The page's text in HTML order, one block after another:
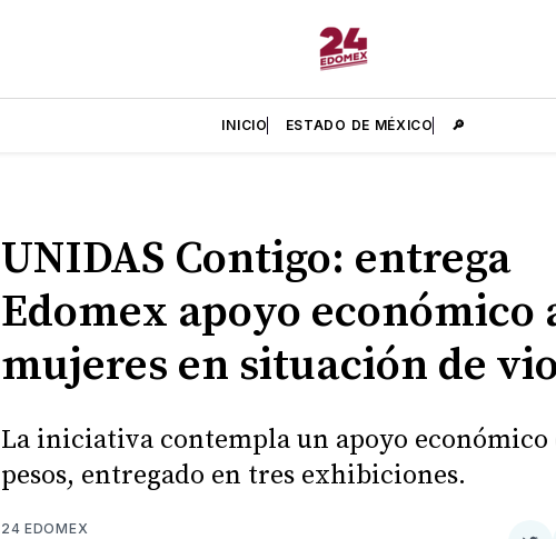
INICIO ESTADO DE MÉXICO 🔎
UNIDAS Contigo: entrega
Edomex apoyo económico
mujeres en situación de
La iniciativa contempla un apoyo económico
pesos, entregado en tres exhibiciones.
24 EDOMEX